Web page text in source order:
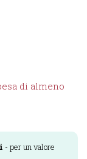
di almeno
- per un valore